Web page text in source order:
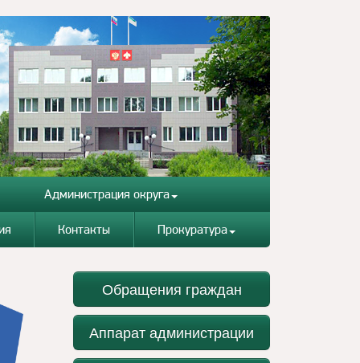
Администрация округа
Контакты Прокуратура
Обращения граждан
Аппарат администрации